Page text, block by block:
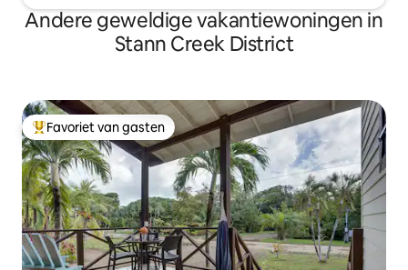
Andere geweldige vakantiewoningen in
Stann Creek District
Topfavoriet van gasten
Favoriet van gasten